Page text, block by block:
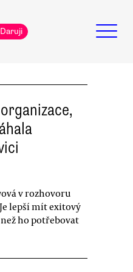
v rozhovoru
lepší mít exitový
ho potřebovat